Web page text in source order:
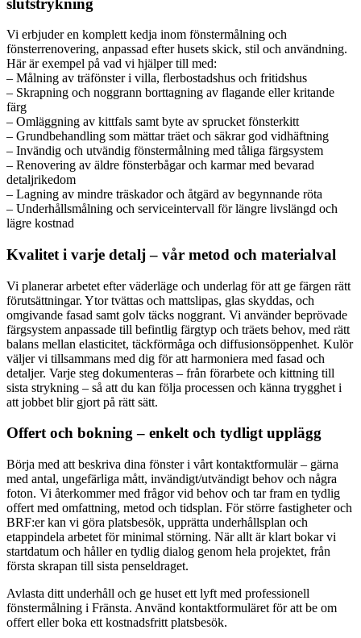
Vi erbjuder en komplett kedja inom fönstermålning och
fönsterrenovering, anpassad efter husets skick, stil och användning.
Här är exempel på vad vi hjälper till med:
– Målning av träfönster i villa, flerbostadshus och fritidshus
– Skrapning och noggrann borttagning av flagande eller kritande
färg
– Omläggning av kittfals samt byte av sprucket fönsterkitt
– Grundbehandling som mättar träet och säkrar god vidhäftning
– Invändig och utvändig fönstermålning med tåliga färgsystem
– Renovering av äldre fönsterbågar och karmar med bevarad
detaljrikedom
– Lagning av mindre träskador och åtgärd av begynnande röta
– Underhållsmålning och serviceintervall för längre livslängd och
lägre kostnad
Kvalitet i varje detalj – vår metod och materialval
Vi planerar arbetet efter väderläge och underlag för att ge färgen rätt
förutsättningar. Ytor tvättas och mattslipas, glas skyddas, och
omgivande fasad samt golv täcks noggrant. Vi använder beprövade
färgsystem anpassade till befintlig färgtyp och träets behov, med rätt
balans mellan elasticitet, täckförmåga och diffusionsöppenhet. Kulör
väljer vi tillsammans med dig för att harmoniera med fasad och
detaljer. Varje steg dokumenteras – från förarbete och kittning till
sista strykning – så att du kan följa processen och känna trygghet i
att jobbet blir gjort på rätt sätt.
Offert och bokning – enkelt och tydligt upplägg
Börja med att beskriva dina fönster i vårt kontaktformulär – gärna
med antal, ungefärliga mått, invändigt/utvändigt behov och några
foton. Vi återkommer med frågor vid behov och tar fram en tydlig
offert med omfattning, metod och tidsplan. För större fastigheter och
BRF:er kan vi göra platsbesök, upprätta underhållsplan och
etappindela arbetet för minimal störning. När allt är klart bokar vi
startdatum och håller en tydlig dialog genom hela projektet, från
första skrapan till sista penseldraget.
Avlasta ditt underhåll och ge huset ett lyft med professionell
fönstermålning i Fränsta. Använd kontaktformuläret för att be om
offert eller boka ett kostnadsfritt platsbesök.